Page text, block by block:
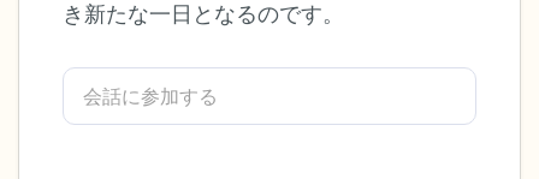
き新たな一日となるのです。
見えるもの5つ（部屋の中と窓の外を見る
感じるもの4つ（目の前にあるもので触れ